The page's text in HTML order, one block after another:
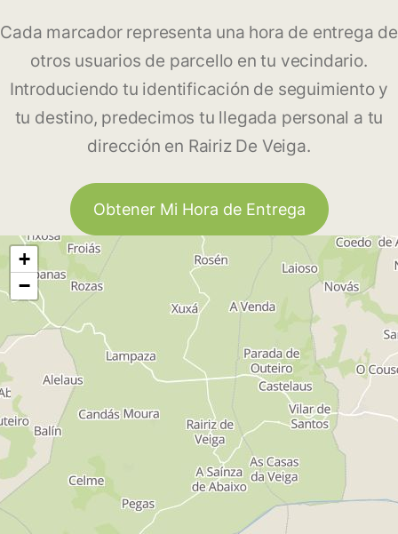
Cada marcador representa una hora de entrega de
otros usuarios de parcello en tu vecindario.
Introduciendo tu identificación de seguimiento y
tu destino, predecimos tu llegada personal a tu
dirección en Rairiz De Veiga.
Obtener Mi Hora de Entrega
+
−